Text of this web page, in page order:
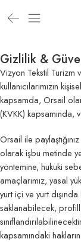
Gizlilik &
Vizyon Tekstil Turizm
kullanıcılarımızın
kapsamda, Orsail
(KVKK) kapsamında,
Orsail ile
olarak işbu metinde
yöntemine, hukuki
amaçlarımız, yasal
yurt içi ve yurt
saklanabilecek,
kapsamındaki